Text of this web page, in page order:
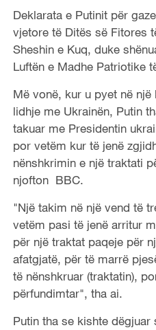
Deklarata e Putinit për
vjetore të Ditës së Fitores
Sheshin e Kuq, duke
Luftën e Madhe Patriotike
Më vonë, kur u pyet në
lidhje me Ukrainën, Putin
takuar me Presidentin
por vetëm kur të jenë
nënshkrimin e një traktati
njofton BBC.
"Një takim në një vend të
vetëm pasi të jenë arritur
për një traktat paqeje për
afatgjatë, për të marrë
të nënshkruar (traktatin),
përfundimtar", tha ai.
Putin tha se kishte